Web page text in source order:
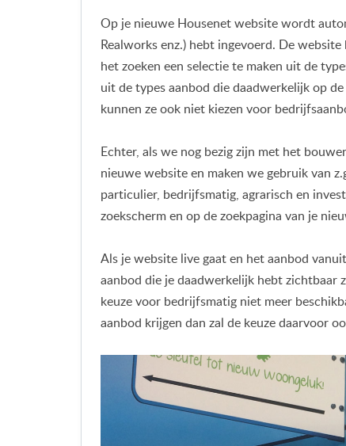
Op je nieuwe Housenet website wordt
Realworks enz.) hebt ingevoerd. De
het zoeken een selectie te maken uit de
uit de types aanbod die daadwerkelijk op
kunnen ze ook niet kiezen voor
Echter, als we nog bezig zijn met het
nieuwe website en maken we gebruik van
particulier, bedrijfsmatig, agrarisch en
zoekscherm en op de zoekpagina van je
Als je website live gaat en het aanbod
aanbod die je daadwerkelijk hebt zichtbaar
keuze voor bedrijfsmatig niet meer
aanbod krijgen dan zal de keuze daarvoor